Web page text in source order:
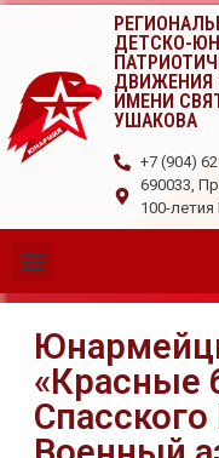
ДЕТСКО-
ДВИЖЕНИЯ
ИМЕНИ
УШАКОВА
+7 (904)
690033,
100-
«Красные